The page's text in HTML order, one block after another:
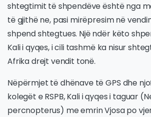
shtegtimit të shpendëve është nga
të gjithë ne, pasi mirëpresim në
shpend shtegtues. Një ndër këto
Kali i qyqes, i cili tashmë ka nisur
Afrika drejt vendit tonë.
Nëpërmjet të dhënave të GPS dhe
kolegët e RSPB, Kali i qyqes i taguar
percnopterus) me emrin Vjosa po